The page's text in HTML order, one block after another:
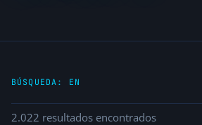
BÚSQUEDA: EN
2.022 resultados encontrados